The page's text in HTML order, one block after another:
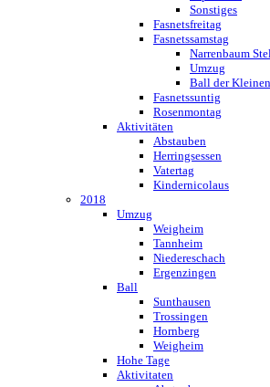
Sonstiges
Fasnetsfreitag
Fasnetssamstag
Narrenbaum
Umzug
Ball der
Fasnetssuntig
Rosenmontag
Aktivitäten
Abstauben
Herringsessen
Vatertag
Kindernicolaus
2018
Umzug
Weigheim
Tannheim
Niedereschach
Ergenzingen
Ball
Sunthausen
Trossingen
Hornberg
Weigheim
Hohe Tage
Aktivitaten